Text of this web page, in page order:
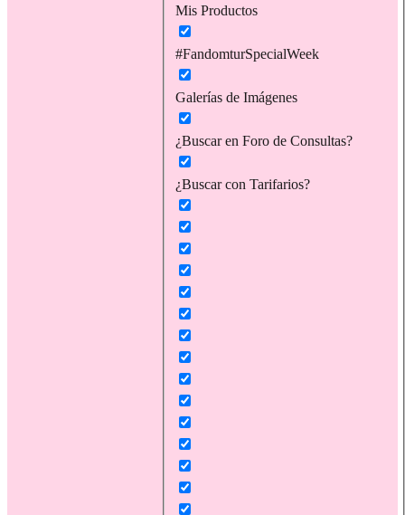
Mis Productos
#FandomturSpecialWeek
Galerías de Imágenes
¿Buscar en Foro de Consultas?
¿Buscar con Tarifarios?